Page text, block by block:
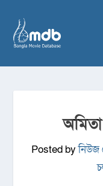
Posted byনিউজ